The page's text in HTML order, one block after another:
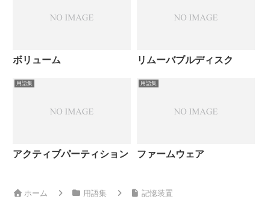
ボリューム リムーバブルディスク
用語集
アクティブパーティション
用語集
ファームウェア
ホーム 用語集 記憶装置